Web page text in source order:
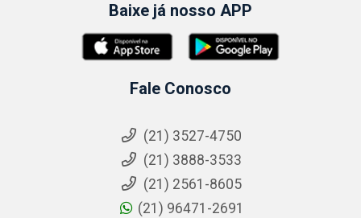
Baixe já nosso APP
Fale Conosco
(21) 3527-4750
(21) 3888-3533
(21) 2561-8605
(21) 96471-2691